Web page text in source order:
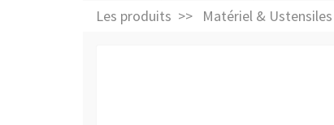
Les produits Matériel & Ustensiles